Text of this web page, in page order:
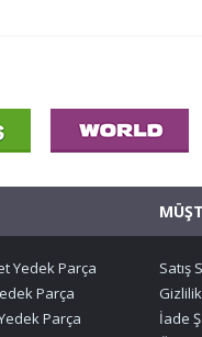
Yedek Parça
Parça
Parça
Satış
İade